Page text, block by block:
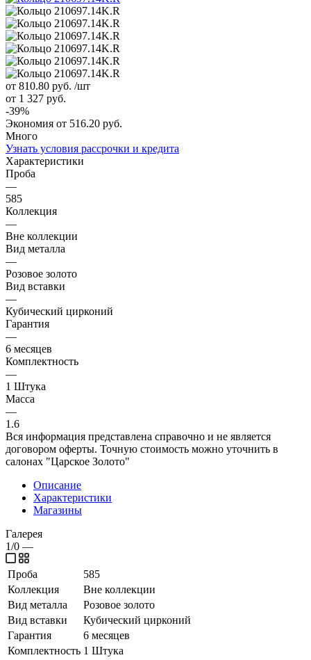
от 810.80 руб. /шт
от 1 327 руб.
-39%
Экономия от 516.20 руб.
Много
Узнать условия рассрочки и кредита
Характеристики
Проба
—
585
Коллекция
—
Вне коллекции
Вид металла
—
Розовое золото
Вид вставки
—
Кубический цирконий
Гарантия
—
6 месяцев
Комплектность
—
1 Штука
Масса
—
1.6
Вся информация представлена справочно и не является
договором оферты. Точную стоимость можно уточнить в
салонах "Царское Золото"
Описание
Характеристики
Магазины
Галерея
1/0 —
Проба
585
Коллекция
Вне коллекции
Вид металла
Розовое золото
Вид вставки
Кубический цирконий
Гарантия
6 месяцев
Комплектность 1 Штука